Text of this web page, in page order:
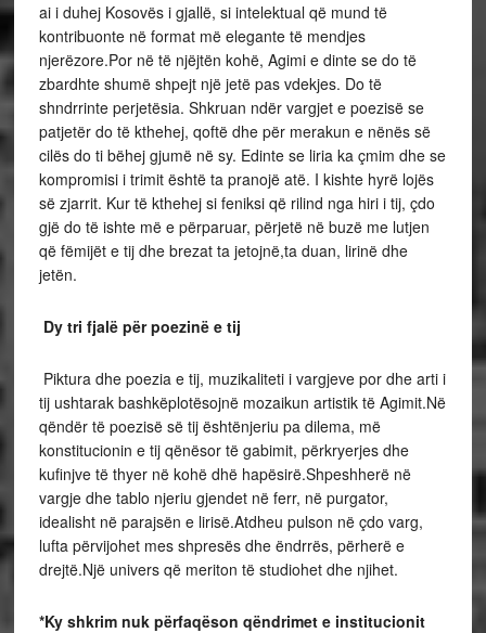
ai i duhej Kosovës i gjallë, si intelektual që mund të
kontribuonte në format më elegante të mendjes
njerëzore.Por në të njëjtën kohë, Agimi e dinte se do të
zbardhte shumë shpejt një jetë pas vdekjes. Do të
shndrrinte perjetësia. Shkruan ndër vargjet e poezisë se
patjetër do të kthehej, qoftë dhe për merakun e nënës së
cilës do ti bëhej gjumë në sy. Edinte se liria ka çmim dhe se
kompromisi i trimit është ta pranojë atë. I kishte hyrë lojës
së zjarrit. Kur të kthehej si feniksi që rilind nga hiri i tij, çdo
gjë do të ishte më e përparuar, përjetë në buzë me lutjen
që fëmijët e tij dhe brezat ta jetojnë,ta duan, lirinë dhe
jetën.
Dy tri fjalë për poezinë e tij
Piktura dhe poezia e tij, muzikaliteti i vargjeve por dhe arti i
tij ushtarak bashkëplotësojnë mozaikun artistik të Agimit.Në
qëndër të poezisë së tij ështënjeriu pa dilema, më
konstitucionin e tij qënësor të gabimit, përkryerjes dhe
kufinjve të thyer në kohë dhë hapësirë.Shpeshherë në
vargje dhe tablo njeriu gjendet në ferr, në purgator,
idealisht në parajsën e lirisë.Atdheu pulson në çdo varg,
lufta përvijohet mes shpresës dhe ëndrrës, përherë e
drejtë.Një univers që meriton të studiohet dhe njihet.
*Ky shkrim nuk përfaqëson qëndrimet e institucionit